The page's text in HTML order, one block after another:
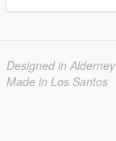
Designed in Alderney
Made in Los Santos